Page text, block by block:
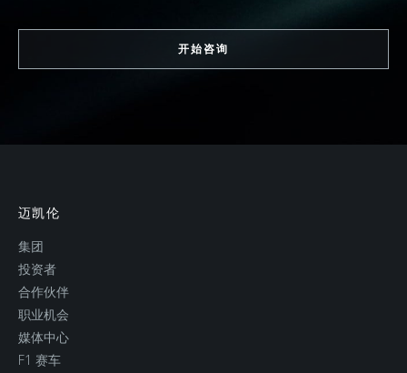
开始咨询
迈凯伦
集团
投资者
合作伙伴
职业机会
媒体中心
F1 赛车